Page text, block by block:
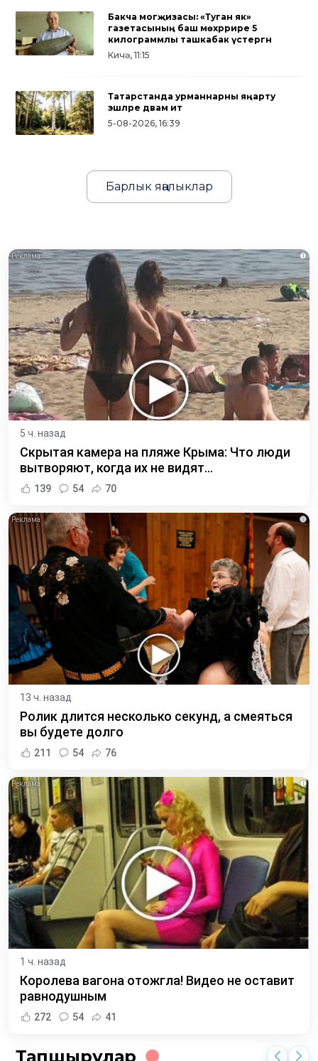
Бакча могҗизасы: «Туган як»
газетасының баш мөхәррире 5
килограммлы ташкабак үстергән
Кичә, 11:15
Татарстанда урманнарны яңарту
эшләре дәвам итә
5-08-2026, 16:39
Барлык яңалыклар
i
5 ч. назад
Скрытая камера на пляже Крыма: Что люди
вытворяют, когда их не видят...
139 54 70
i
13 ч. назад
Ролик длится несколько секунд, а смеяться
вы будете долго
211 54 76
i
1 ч. назад
Королева вагона отожгла! Видео не оставит
равнодушным
272 54 41
Тапшырулар